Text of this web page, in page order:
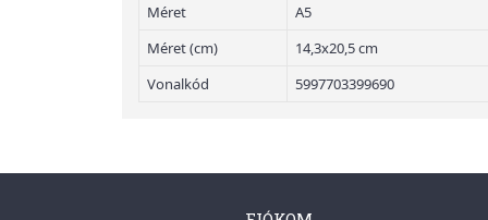
Méret
A5
Méret (cm)
14,3x20,5 cm
Vonalkód
5997703399690